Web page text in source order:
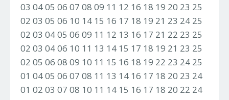
03 04 05 06 07 08 09 11 12 16 18 19 20 23 25
02 03 05 06 10 14 15 16 17 18 19 21 23 24 25
02 03 04 05 06 09 11 12 13 16 17 21 22 23 25
02 03 04 06 10 11 13 14 15 17 18 19 21 23 25
02 05 06 08 09 10 11 15 16 18 19 22 23 24 25
01 04 05 06 07 08 11 13 14 16 17 18 20 23 24
01 02 03 07 08 10 11 14 15 16 17 18 20 22 24